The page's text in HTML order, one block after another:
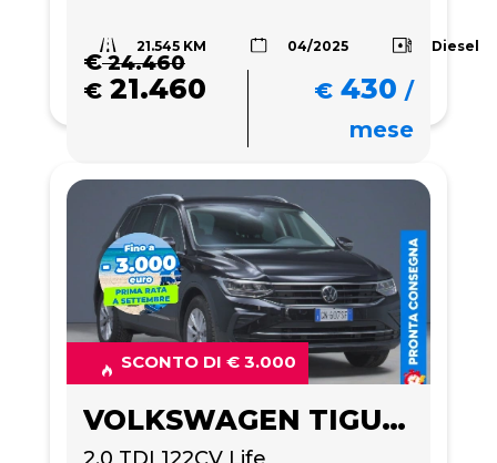
21.545 KM 04/2025 Diesel
€24.460
€ 21.460 € 430 /
mese
SCONTO DI € 3.000
VOLKSWAGEN TIGUAN
2.0 TDI 122CV Life